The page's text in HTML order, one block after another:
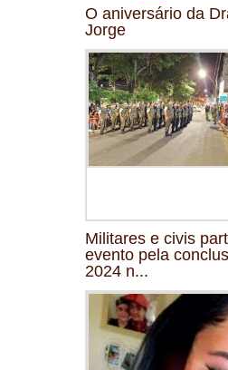
O aniversário da
Jorge
Militares e civis
evento pela
2024 n...